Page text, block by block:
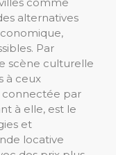
alternatives
Par
scène culturelle
à ceux
connectée par
à elle, est le
et
locative